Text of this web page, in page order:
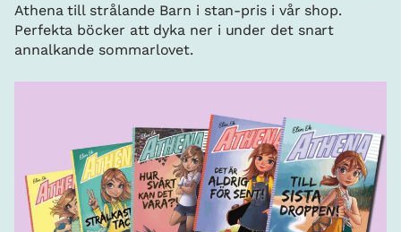
Athena till strålande Barn i stan-pris i vår shop.
Perfekta böcker att dyka ner i under det snart
annalkande sommarlovet.